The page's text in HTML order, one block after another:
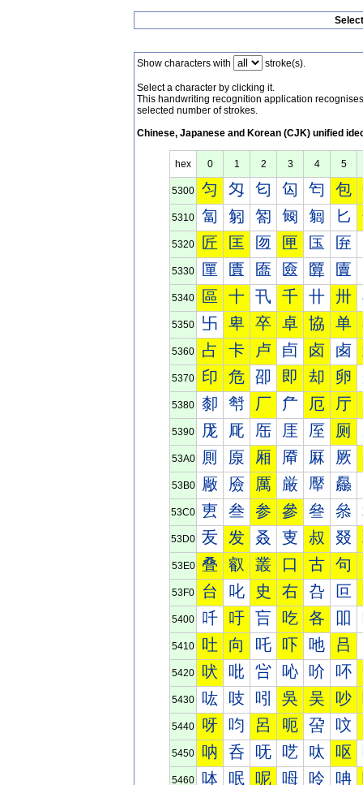
Show characters with stroke(s).
Select a character by clicking it.
This handwriting recognition application
selected number of strokes.
Chinese, Japanese and Korean (CJK) unified
hex 0 1 2 3 4 5
5300 匀 匁 匂 匃 匄 包
5310 匐 匑 匒 匓 匔 匕
5320 匠 匡 匢 匣 匤 匥
5330 匰 匱 匲 匳 匴 匵
5340 區 十 卂 千 卄 卅
5350 卐 卑 卒 卓 協 单
5360 占 卡 卢 卣 卤 卥
5370 印 危 卲 即 却 卵
5380 厀 厁 厂 厃 厄 厅
5390 厐 厑 厒 厓 厔 厕
53A0 厠 厡 厢 厣 厤 厥
53B0 厰 厱 厲 厳 厴 厵
53C0 叀 叁 参 參 叄 叅
53D0 叐 发 叒 叓 叔 叕
53E0 叠 叡 叢 口 古 句
53F0 台 叱 史 右 叴 叵
5400 吀 吁 吂 吃 各 吅
5410 吐 向 吒 吓 吔 吕
5420 吠 吡 吢 吣 吤 吥
5430 吰 吱 吲 吳 吴 吵
5440 呀 呁 呂 呃 呄 呅
5450 呐 呑 呒 呓 呔 呕
5460 呠 呡 呢 呣 呤 呥